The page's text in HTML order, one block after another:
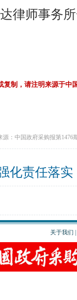
律师事务
复制，请注明来源于
源：中国政府采购报第1476
化责任落实
关于我们